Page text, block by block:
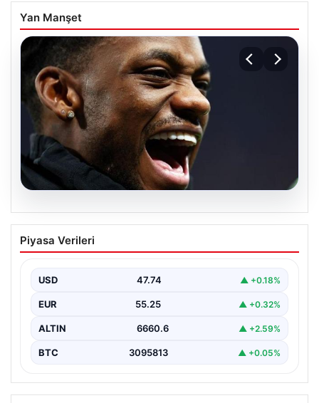
Yan Manşet
07.08.2026
İşte Jhon Duran’ın Benfica formasıyla
ilk golü
Piyasa Verileri
USD 47.74 ▲ +0.18%
EUR 55.25 ▲ +0.32%
ALTIN 6660.6 ▲ +2.59%
BTC 3095813 ▲ +0.05%